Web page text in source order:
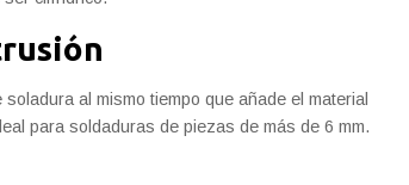
al mismo tiempo que añade el material
para soldaduras de piezas de más de 6 mm.